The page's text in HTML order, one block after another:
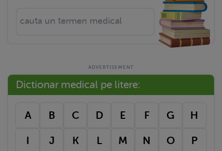
Dictionar medical pe litere:
A B C D E F G H
I J K L M N O P